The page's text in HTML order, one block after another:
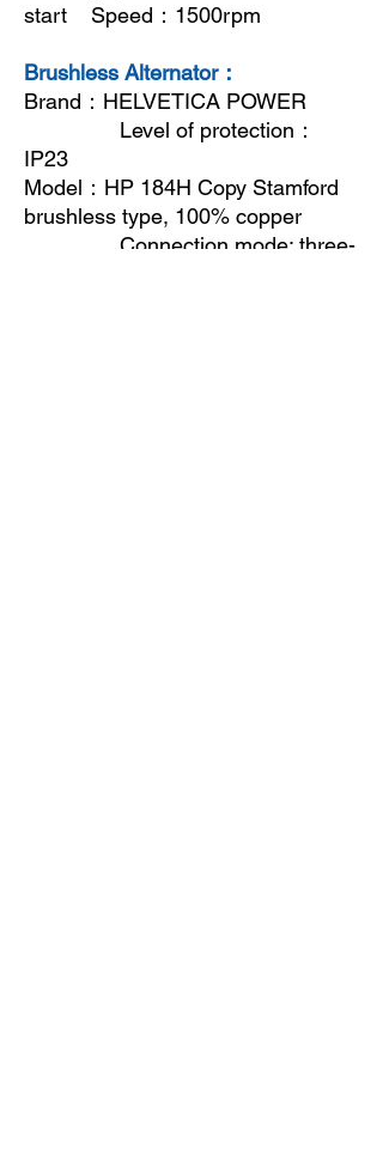
start Speed ： 1500rpm
Brushless Alternator：
Brand ： HELVETICA POWER
Level of protection ：
IP23
Model ： HP 184H Copy Stamford
brushless type, 100% copper
Connection mode: three-